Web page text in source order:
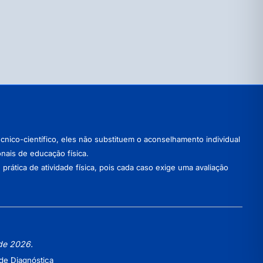
científico, eles não substituem o aconselhamento individual
de educação física.
de atividade física, pois cada caso exige uma avaliação
2026.
Diagnóstica